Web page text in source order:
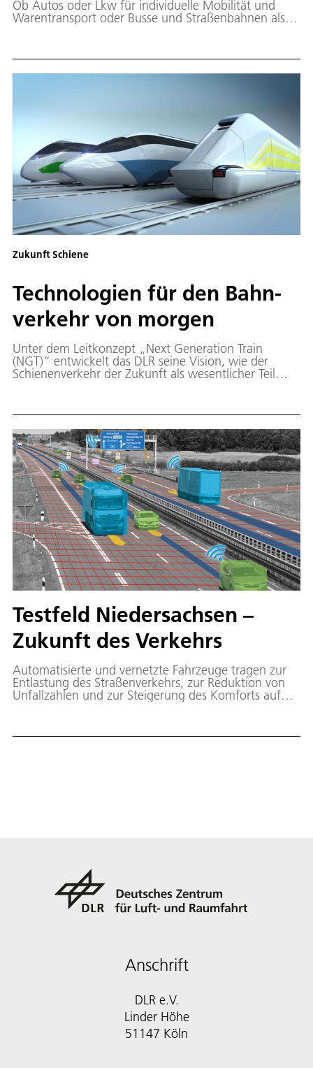
Ob Autos oder Lkw für individuelle Mobilität und
Warentransport oder Busse und Straßenbahnen als
absehbare Zeit wird der Straßenverkehr der
Zukunft Schiene
Tech­no­lo­gi­en für den Bahn­
ver­kehr von mor­gen
Unter dem Leitkonzept „Next Generation Train
(NGT)“ entwickelt das DLR seine Vision, wie der
Schienenverkehr der Zukunft als wesentlicher Teil
Testfeld Niedersachsen –
Zukunft des Verkehrs
Automatisierte und vernetzte Fahrzeuge tragen zur
Entlastung des Straßenverkehrs, zur Reduktion von
Unfallzahlen und zur Steigerung des Komforts auf
negative Umweltauswirkungen reduziert werden. Im
Anschrift
DLR e.V.
Linder Höhe
51147 Köln